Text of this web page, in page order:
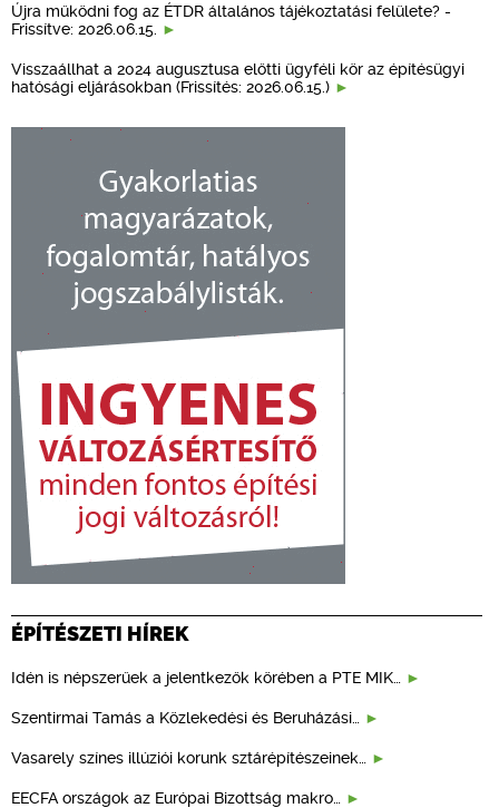
Újra működni fog az ÉTDR általános tájékoztatási felülete? -
Frissítve: 2026.06.15.
Visszaállhat a 2024 augusztusa előtti ügyféli kör az építésügyi
hatósági eljárásokban (Frissítés: 2026.06.15.)
ÉPÍTÉSZETI HÍREK
Idén is népszerűek a jelentkezők körében a PTE MIK…
Szentirmai Tamás a Közlekedési és Beruházási…
Vasarely színes illúziói korunk sztárépítészeinek…
EECFA országok az Európai Bizottság makro…